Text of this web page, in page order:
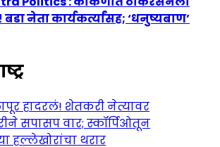
नेता कार्यकर्त्यांसह; ‘धनुष्यबाण’